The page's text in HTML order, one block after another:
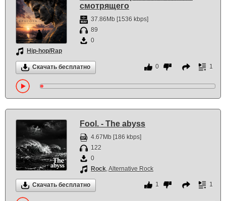
смотрящего
37.86Mb [1536 kbps]
89
0
Hip-hop/Rap
Скачать бесплатно 0 1
Fool. - The abyss
4.67Mb [186 kbps]
122
0
Rock,Alternative Rock
Скачать бесплатно 1 1